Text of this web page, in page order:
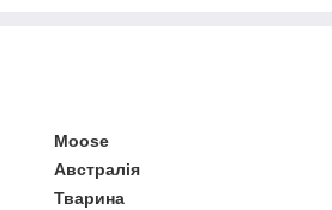
Moose
Австралія
Тварина